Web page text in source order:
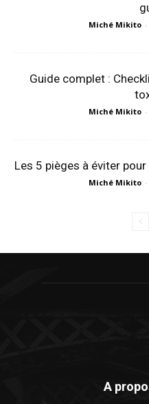
Miché Mikito -
Guide complet :
Miché Mikito -
Les 5 pièges à éviter
Miché Mikito -
A